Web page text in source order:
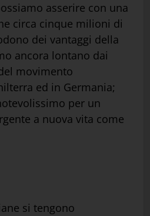
asserire con una
circa cinque milioni di
dei vantaggi della
ancora lontano dai
movimento
ed in Germania;
per un
a nuova vita come
si tengono